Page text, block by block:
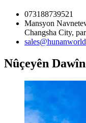
073188739521
Mansyon
Changsha City,
Nûçeyên Dawîn